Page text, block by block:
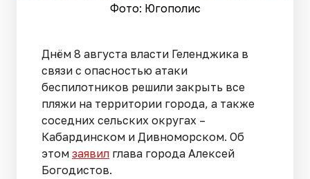
Фото: Югополис
Днём 8 августа власти Геленджика в
связи с опасностью атаки
беспилотников решили закрыть все
пляжи на территории города, а также
соседних сельских округах –
Кабардинском и Дивноморском. Об
этом заявил глава города Алексей
Богодистов.